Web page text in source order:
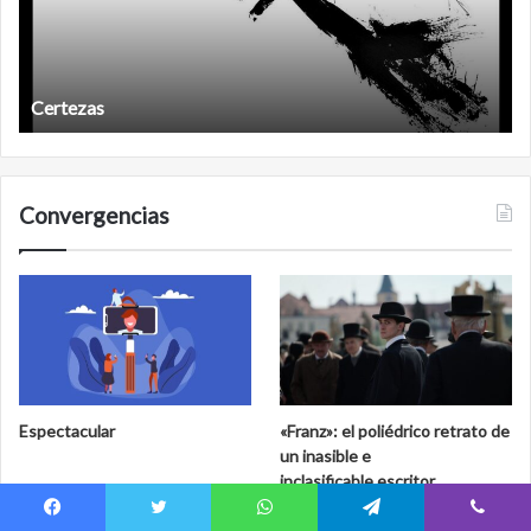
Años después
Convergencias
Espectacular
«Franz»: el poliédrico retrato de
un inasible e
inclasificable escritor